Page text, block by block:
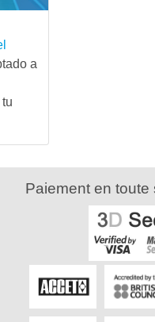
a
Paiement en